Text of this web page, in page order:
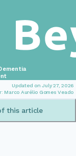
Updated on July 27, 2026
Marco Aurélio Gomes Veado
this article